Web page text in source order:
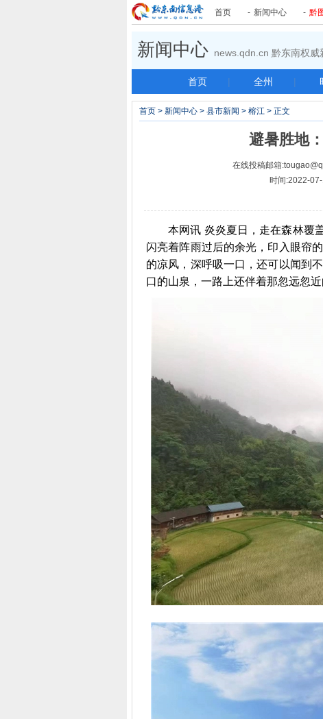
首页 - 新闻中心 - 黔
新闻中心 news.qdn.cn 黔东南权威
首页 | 全州 |
首页 > 新闻中心 > 县市新闻 > 榕江 > 正文
避暑胜地
在线投稿邮箱
时间:2022-
本网讯 炎炎夏日，走在森林覆盖
闪亮着阵雨过后的余光，印入眼帘
的凉风，深呼吸一口，还可以闻到
口的山泉，一路上还伴着那忽远忽